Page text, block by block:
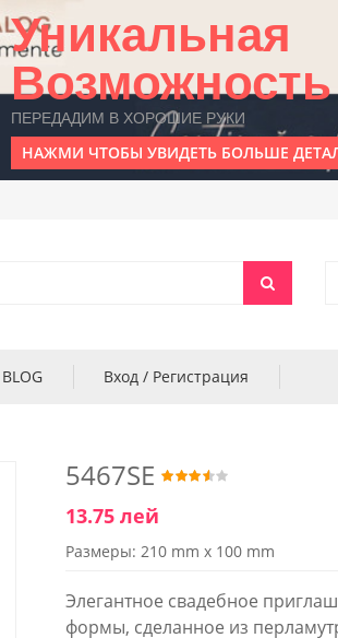
Уникальная
Возможность
ПЕРЕДАДИМ В ХОРОШИЕ РУКИ
НАЖМИ ЧТОБЫ УВИДЕТЬ БОЛЬШЕ
BLOG Вход / Регистрация
5467SE
13.75 лей
Размеры: 210 mm x 100 mm
Элегантное свадебное
формы, сделанное из